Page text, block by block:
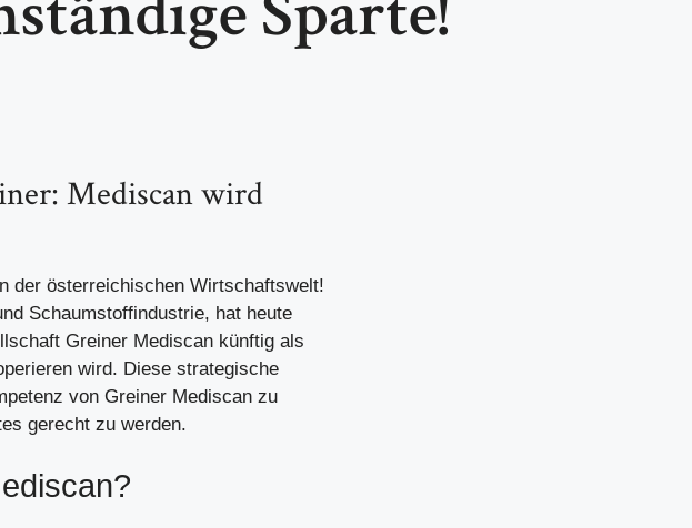
Mediscan wird
der österreichischen Wirtschaftswelt!
Schaumstoffindustrie, hat heute
Greiner Mediscan künftig als
wird. Diese strategische
von Greiner Mediscan zu
gerecht zu werden.